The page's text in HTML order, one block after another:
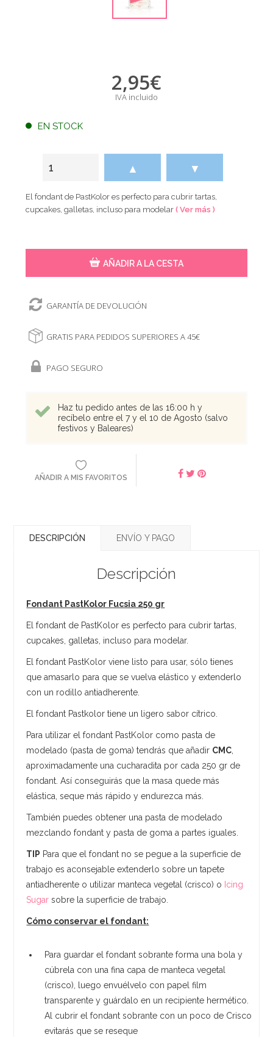
2,95€
IVA incluido
EN STOCK
▲ ▼
El fondant de PastKolor es perfecto para cubrir tartas,
cupcakes, galletas, incluso para modelar( Ver más )
AÑADIR A LA CESTA
GARANTÍA DE DEVOLUCIÓN
GRATIS PARA PEDIDOS SUPERIORES A 45€
PAGO SEGURO
Haz tu pedido antes de las 16:00 h y
recíbelo entre el 7 y el 10 de Agosto (salvo
festivos y Baleares)
AÑADIR A MIS FAVORITOS
DESCRIPCIÓN ENVÍO Y PAGO
Descripción
Fondant PastKolor Fucsia 250 gr
El fondant de PastKolor es perfecto para cubrir tartas,
cupcakes, galletas, incluso para modelar.
El fondant PastKolor viene listo para usar, sólo tienes
que amasarlo para que se vuelva elástico y extenderlo
con un rodillo antiadherente.
El fondant Pastkolor tiene un ligero sabor cítrico.
Para utilizar el fondant PastKolor como pasta de
modelado (pasta de goma) tendrás que añadir CMC
aproximadamente una cucharadita por cada 250 gr de
fondant. Así conseguirás que la masa quede más
elástica, seque más rápido y endurezca más.
También puedes obtener una pasta de modelado
mezclando fondant y pasta de goma a partes iguales.
TIP Para que el fondant no se pegue a la superficie de
trabajo es aconsejable extenderlo sobre un tapete
antiadherente o utilizar manteca vegetal (crisco) o Icing
Sugar sobre la superficie de trabajo.
Cómo conservar el fondant:
Para guardar el fondant sobrante forma una bola y
cúbrela con una fina capa de manteca vegetal
(crisco), luego envuélvelo con papel film
transparente y guárdalo en un recipiente hermético.
Al cubrir el fondant sobrante con un poco de Crisco
evitarás que se reseque